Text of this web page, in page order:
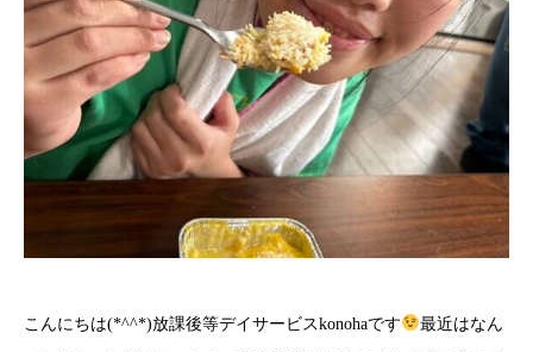
こんにちは(*^^*)放課後等デイサービスkonohaです 最近はなん